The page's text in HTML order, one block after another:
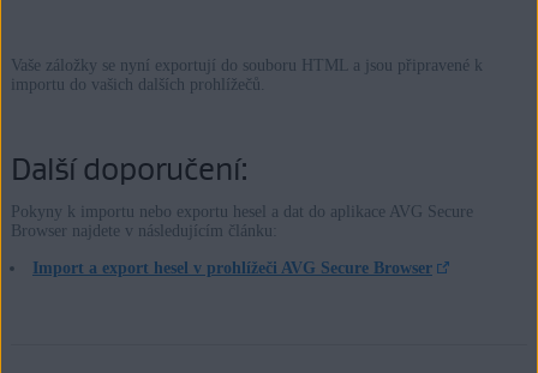
Vaše záložky se nyní exportují do souboru HTML a jsou připravené k
importu do vašich dalších prohlížečů.
Další doporučení:
Pokyny k importu nebo exportu hesel a dat do aplikace AVG Secure
Browser najdete v následujícím článku:
Import a export hesel v prohlížeči AVG Secure Browser